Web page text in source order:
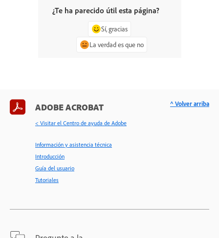
¿Te ha parecido útil esta página?
Sí, gracias
La verdad es que no
ADOBE ACROBAT
< Visitar el Centro de ayuda de Adobe
Información y asistencia técnica
Introducción
Guía del usuario
Tutoriales
^ Volver arriba